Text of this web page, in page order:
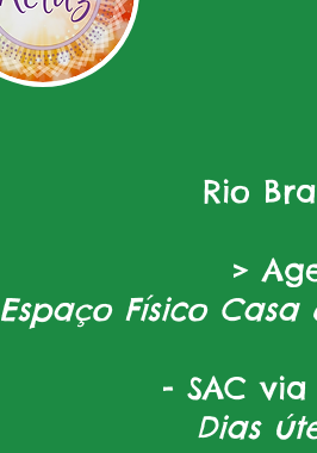
Rio
>
Espaço Físico Casa
- SAC via
Dias